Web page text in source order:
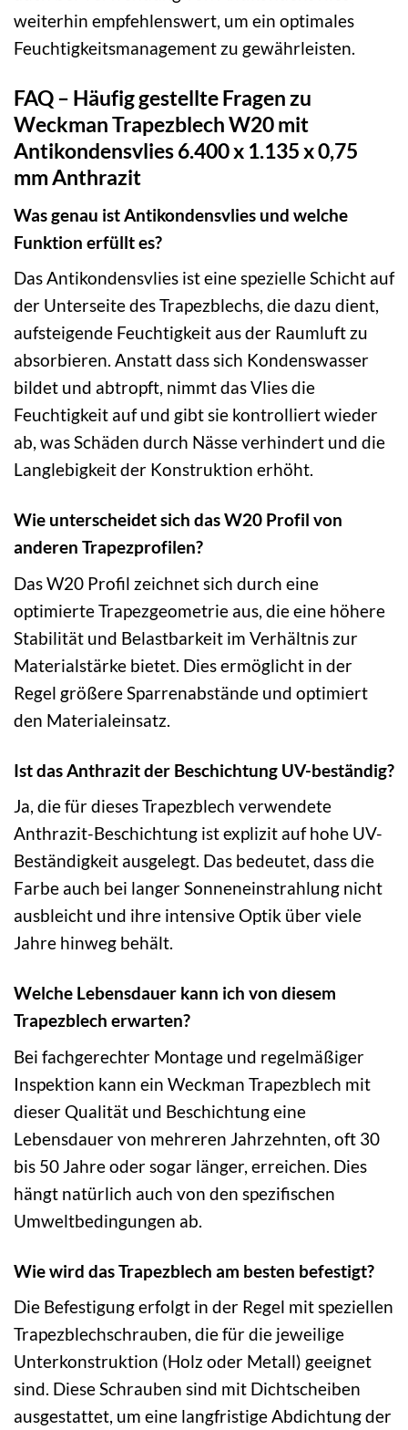
weiterhin empfehlenswert, um ein optimales
Feuchtigkeitsmanagement zu gewährleisten.
FAQ – Häufig gestellte Fragen zu
Weckman Trapezblech W20 mit
Antikondensvlies 6.400 x 1.135 x 0,75
mm Anthrazit
Was genau ist Antikondensvlies und welche
Funktion erfüllt es?
Das Antikondensvlies ist eine spezielle Schicht auf
der Unterseite des Trapezblechs, die dazu dient,
aufsteigende Feuchtigkeit aus der Raumluft zu
absorbieren. Anstatt dass sich Kondenswasser
bildet und abtropft, nimmt das Vlies die
Feuchtigkeit auf und gibt sie kontrolliert wieder
ab, was Schäden durch Nässe verhindert und die
Langlebigkeit der Konstruktion erhöht.
Wie unterscheidet sich das W20 Profil von
anderen Trapezprofilen?
Das W20 Profil zeichnet sich durch eine
optimierte Trapezgeometrie aus, die eine höhere
Stabilität und Belastbarkeit im Verhältnis zur
Materialstärke bietet. Dies ermöglicht in der
Regel größere Sparrenabstände und optimiert
den Materialeinsatz.
Ist das Anthrazit der Beschichtung UV-beständig?
Ja, die für dieses Trapezblech verwendete
Anthrazit-Beschichtung ist explizit auf hohe UV-
Beständigkeit ausgelegt. Das bedeutet, dass die
Farbe auch bei langer Sonneneinstrahlung nicht
ausbleicht und ihre intensive Optik über viele
Jahre hinweg behält.
Welche Lebensdauer kann ich von diesem
Trapezblech erwarten?
Bei fachgerechter Montage und regelmäßiger
Inspektion kann ein Weckman Trapezblech mit
dieser Qualität und Beschichtung eine
Lebensdauer von mehreren Jahrzehnten, oft 30
bis 50 Jahre oder sogar länger, erreichen. Dies
hängt natürlich auch von den spezifischen
Umweltbedingungen ab.
Wie wird das Trapezblech am besten befestigt?
Die Befestigung erfolgt in der Regel mit speziellen
Trapezblechschrauben, die für die jeweilige
Unterkonstruktion (Holz oder Metall) geeignet
sind. Diese Schrauben sind mit Dichtscheiben
ausgestattet, um eine langfristige Abdichtung der